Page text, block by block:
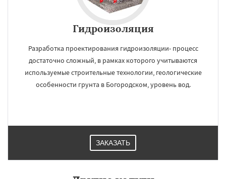
Гидроизоляция
Разработка проектирования гидроизоляции- процесс
достаточно сложный, в рамках которого учитываются
используемые строительные технологии, геологические
особенности грунта в Богородском, уровень вод.
ЗАКАЗАТЬ